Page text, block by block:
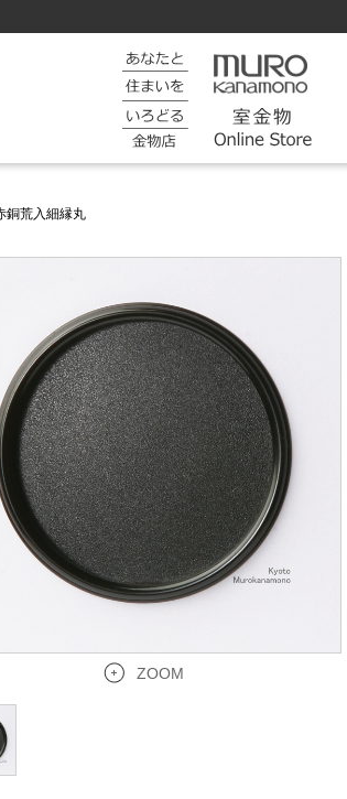
荒入細縁丸
ZOOM